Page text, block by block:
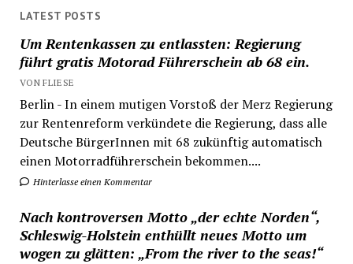
LATEST POSTS
Um Rentenkassen zu entlassten: Regierung
führt gratis Motorad Führerschein ab 68 ein.
VON FLIESE
Berlin - In einem mutigen Vorstoß der Merz Regierung
zur Rentenreform verkündete die Regierung, dass alle
Deutsche BürgerInnen mit 68 zukünftig automatisch
einen Motorradführerschein bekommen....
Hinterlasse einen Kommentar
Nach kontroversen Motto „der echte Norden“,
Schleswig-Holstein enthüllt neues Motto um
wogen zu glätten: „From the river to the seas!“